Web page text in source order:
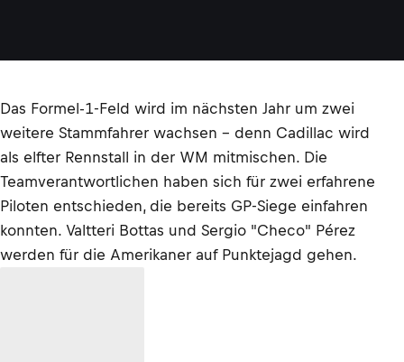
Das Formel-1-Feld wird im nächsten Jahr um zwei
weitere Stammfahrer wachsen – denn Cadillac wird
als elfter Rennstall in der WM mitmischen. Die
Teamverantwortlichen haben sich für zwei erfahrene
Piloten entschieden, die bereits GP-Siege einfahren
konnten. Valtteri Bottas und Sergio "Checo" Pérez
werden für die Amerikaner auf Punktejagd gehen.